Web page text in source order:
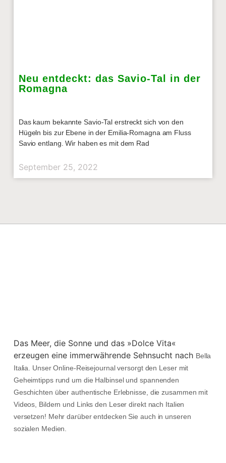
Neu entdeckt: das Savio-Tal in der
Romagna
Das kaum bekannte Savio-Tal erstreckt sich von den
Hügeln bis zur Ebene in der Emilia-Romagna am Fluss
Savio entlang. Wir haben es mit dem Rad
September 25, 2022
Das Meer, die Sonne und das »Dolce Vita«
erzeugen eine immerwährende Sehnsucht nach Bella
Italia. Unser Online-Reisejournal versorgt den Leser mit
Geheimtipps rund um die Halbinsel und spannenden
Geschichten über authentische Erlebnisse, die zusammen mit
Videos, Bildern und Links den Leser direkt nach Italien
versetzen! Mehr darüber entdecken Sie auch in unseren
sozialen Medien.